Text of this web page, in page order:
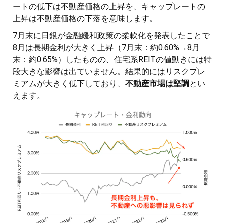
ートの低下は不動産価格の上昇を、キャップレートの
上昇は不動産価格の下落を意味します。
7月末に日銀が金融緩和政策の柔軟化を発表したことで
8月は長期金利が大きく上昇（7月末：約0.60%→8月
末：約0.65%）したものの、住宅系REITの値動きには特
段大きな影響は出ていません。結果的にはリスクプレ
ミアムが大きく低下しており、 不動産市場は堅調 とい
えます。